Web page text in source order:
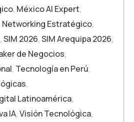
, México AI Expert,
Networking Estratégico,
,SIM 2026,SIM Arequipa 2026,
de Negocios,
, Tecnología en Perú,
,
Latinoamérica,
IA,Visión Tecnológica,